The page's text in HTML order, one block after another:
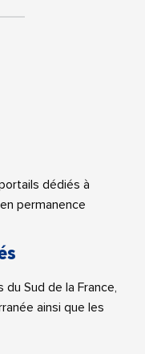
dédiés à
permanence
Sud de la France,
ainsi que les